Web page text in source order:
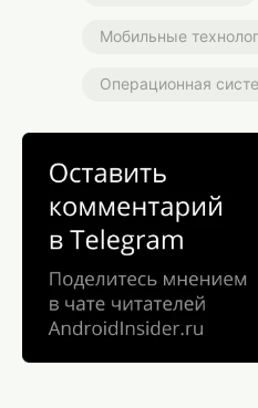
Мобильные
Операционная